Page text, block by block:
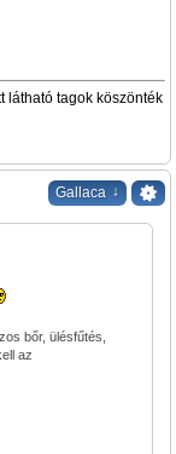
látható tagok köszönték
Gallaca ↓
bőr, ülésfűtés,
az